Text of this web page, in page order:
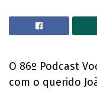
O 86º Podcast
com o querido